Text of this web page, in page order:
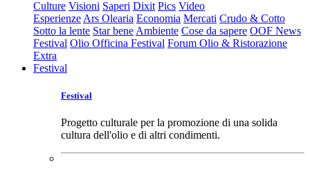
Culture Visioni Saperi Dixit Pics Video
Esperienze Ars Olearia Economia Mercati Crudo & Cotto
Sotto la lente Star bene Ambiente Cose da sapere OOF News
Festival Olio Officina Festival Forum Olio & Ristorazione
Extra
Festival
Festival
Progetto culturale per la promozione di una solida
cultura dell'olio e di altri condimenti.